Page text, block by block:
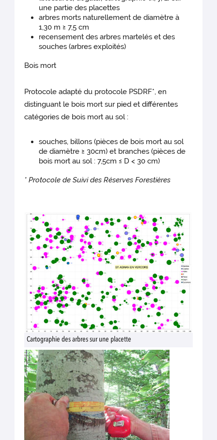
une partie des placettes
arbres morts naturellement de diamètre à
1,30 m ≥ 7,5 cm
recensement des arbres martelés et des
souches (arbres exploités)
Bois mort
Protocole adapté du protocole PSDRF*, en
distinguant le bois mort sur pied et différentes
catégories de bois mort au sol :
souches, billons (pièces de bois mort au sol
de diamètre ≥ 30cm) et branches (pièces de
bois mort au sol : 7,5cm ≤ D < 30 cm)
* Protocole de Suivi des Réserves Forestières
Cartographie des arbres sur une placette